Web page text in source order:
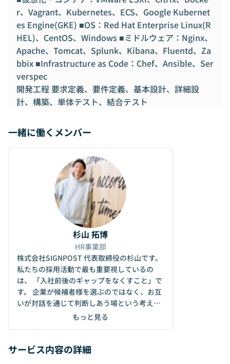
r、Vagrant、Kubernetes、ECS、Google Kubernet
es Engine(GKE) ■OS：Red Hat Enterprise Linux(R
HEL)、CentOS、Windows ■ミドルウェア：Nginx、
Apache、Tomcat、Splunk、Kibana、Fluentd、Za
bbix ■Infrastructure as Code：Chef、Ansible、Ser
verspec
開発工程 要求定義、要件定義、基本設計、詳細設
計、構築、単体テスト、結合テスト
一緒に働くメンバー
杉山 拓博
HR事業部
株式会社SIGNPOST 代表取締役の杉山です。
私たちの採用活動で最も重要視しているの
は、 「入社前後のギャップをなくすこと」で
す。 企業が候補者様を選ぶのではなく、お互
いが対話を通じて判断しあう場という考えの
もと、 リラックスした空気感での面談・面接
ベーションはお話を重ねる中で醸成されるも
もっと見る
サービス内容の詳細